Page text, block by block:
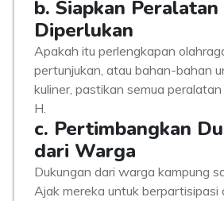
b. Siapkan
Diperlukan
Apakah itu perlengkapan
pertunjukan, atau bahan-bahan
kuliner, pastikan semua
H.
c. Pertimbangkan
dari Warga
Dukungan dari warga kampung
Ajak mereka untuk berpartisipasi